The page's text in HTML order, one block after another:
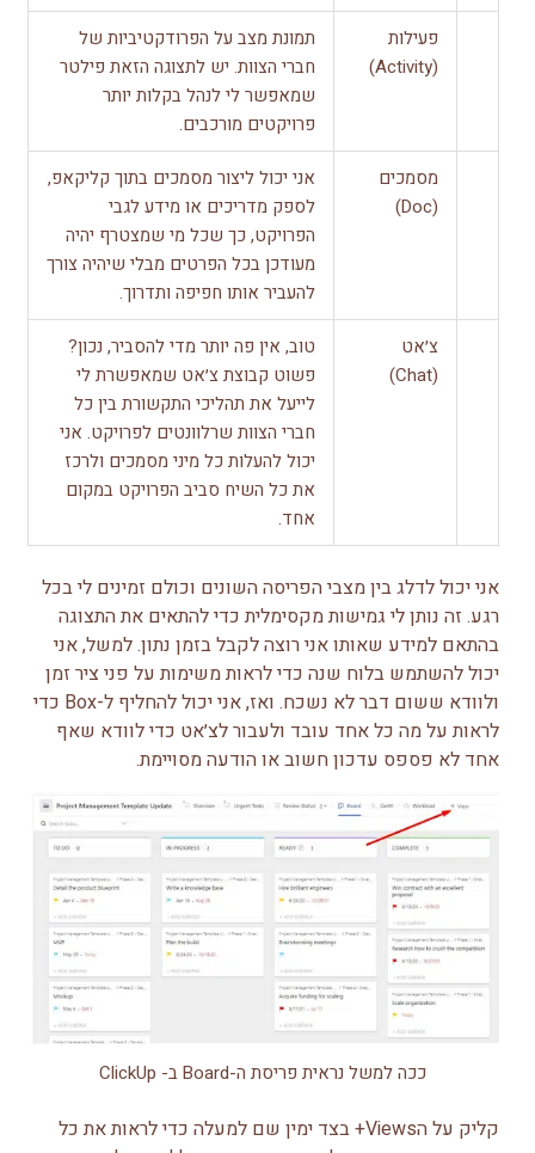
פעילות
(Activity)
תמונת מצב על הפרודקטיביות של
חברי הצוות. יש לתצוגה הזאת פילטר
שמאפשר לי לנהל בקלות יותר
פרויקטים מורכבים.
מסמכים
(Doc)
אני יכול ליצור מסמכים בתוך קליקאפ,
לספק מדריכים או מידע לגבי
הפרויקט, כך שכל מי שמצטרף יהיה
מעודכן בכל הפרטים מבלי שיהיה צורך
להעביר אותו חפיפה ותדרוך.
צ׳אט
(Chat)
טוב, אין פה יותר מדי להסביר, נכון?
פשוט קבוצת צ׳אט שמאפשרת לי
לייעל את תהליכי התקשורת בין כל
חברי הצוות שרלוונטים לפרויקט. אני
יכול להעלות כל מיני מסמכים ולרכז
את כל השיח סביב הפרויקט במקום
אחד.
אני יכול לדלג בין מצבי הפריסה השונים וכולם זמינים לי בכל
רגע. זה נותן לי גמישות מקסימלית כדי להתאים את התצוגה
בהתאם למידע שאותו אני רוצה לקבל בזמן נתון. למשל, אני
יכול להשתמש בלוח שנה כדי לראות משימות על פני ציר זמן
ולוודא ששום דבר לא נשכח. ואז, אני יכול להחליף ל-Box כדי
לראות על מה כל אחד עובד ולעבור לצ׳אט כדי לוודא שאף
אחד לא פספס עדכון חשוב או הודעה מסויימת.
ככה למשל נראית פריסת ה-Board ב- ClickUp
קליק על הViews+ בצד ימין שם למעלה כדי לראות את כל